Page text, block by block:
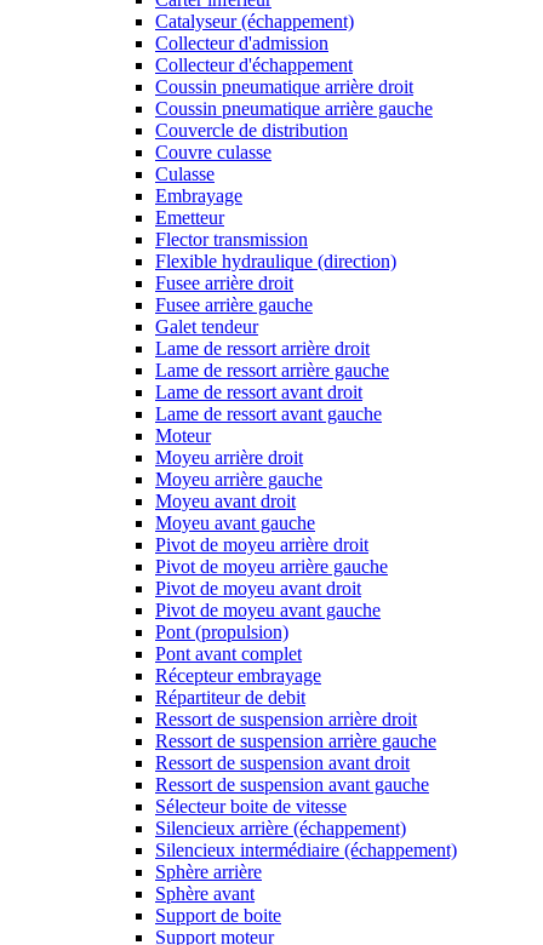
Catalyseur (échappement)
Collecteur d'admission
Collecteur d'échappement
Coussin pneumatique arrière droit
Coussin pneumatique arrière gauche
Couvercle de distribution
Couvre culasse
Culasse
Embrayage
Emetteur
Flector transmission
Flexible hydraulique (direction)
Fusee arrière droit
Fusee arrière gauche
Galet tendeur
Lame de ressort arrière droit
Lame de ressort arrière gauche
Lame de ressort avant droit
Lame de ressort avant gauche
Moteur
Moyeu arrière droit
Moyeu arrière gauche
Moyeu avant droit
Moyeu avant gauche
Pivot de moyeu arrière droit
Pivot de moyeu arrière gauche
Pivot de moyeu avant droit
Pivot de moyeu avant gauche
Pont (propulsion)
Pont avant complet
Récepteur embrayage
Répartiteur de debit
Ressort de suspension arrière droit
Ressort de suspension arrière gauche
Ressort de suspension avant droit
Ressort de suspension avant gauche
Sélecteur boite de vitesse
Silencieux arrière (échappement)
Silencieux intermédiaire (échappement)
Sphère arrière
Sphère avant
Support de boite
Support moteur